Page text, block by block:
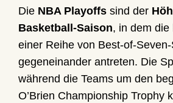
Die NBA Playoffs sind der
Basketball-Saison, in dem die
einer Reihe von Best-of-
gegeneinander antreten. Die
während die Teams um den
O’Brien Championship Trophy